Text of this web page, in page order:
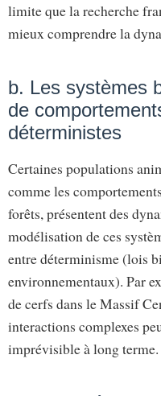
limite que la recherche
mieux comprendre la
b. Les systèmes
de
déterministes
Certaines populations
comme les
forêts, présentent des
modélisation de ces
entre déterminisme (lois
environnementaux). Par
de cerfs dans le Massif
interactions complexes
imprévisible à long terme.